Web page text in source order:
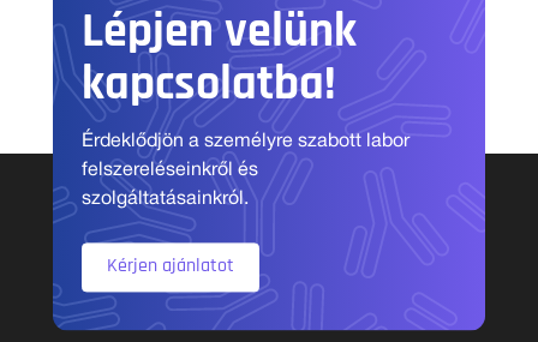
Lépjen velünk
kapcsolatba!
Érdeklődjön a személyre szabott labor
felszereléseinkről és
szolgáltatásainkról.
Kérjen ajánlatot